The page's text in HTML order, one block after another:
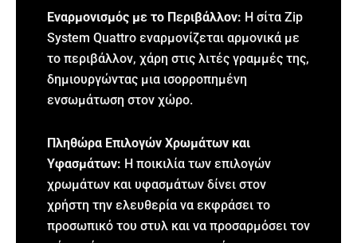
Εναρμονισμός με το Περιβάλλον: Η σίτα Zip
System Quattro εναρμονίζεται αρμονικά με
το περιβάλλον, χάρη στις λιτές γραμμές της,
δημιουργώντας μια ισορροπημένη
ενσωμάτωση στον χώρο.
Πληθώρα Επιλογών Χρωμάτων και
Υφασμάτων: Η ποικιλία των επιλογών
χρωμάτων και υφασμάτων δίνει στον
χρήστη την ελευθερία να εκφράσει το
προσωπικό του στυλ και να προσαρμόσει τον